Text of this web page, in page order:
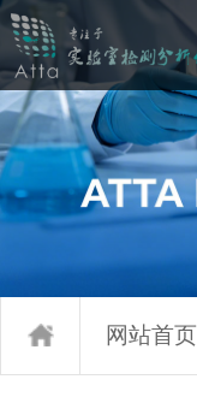
网站首页